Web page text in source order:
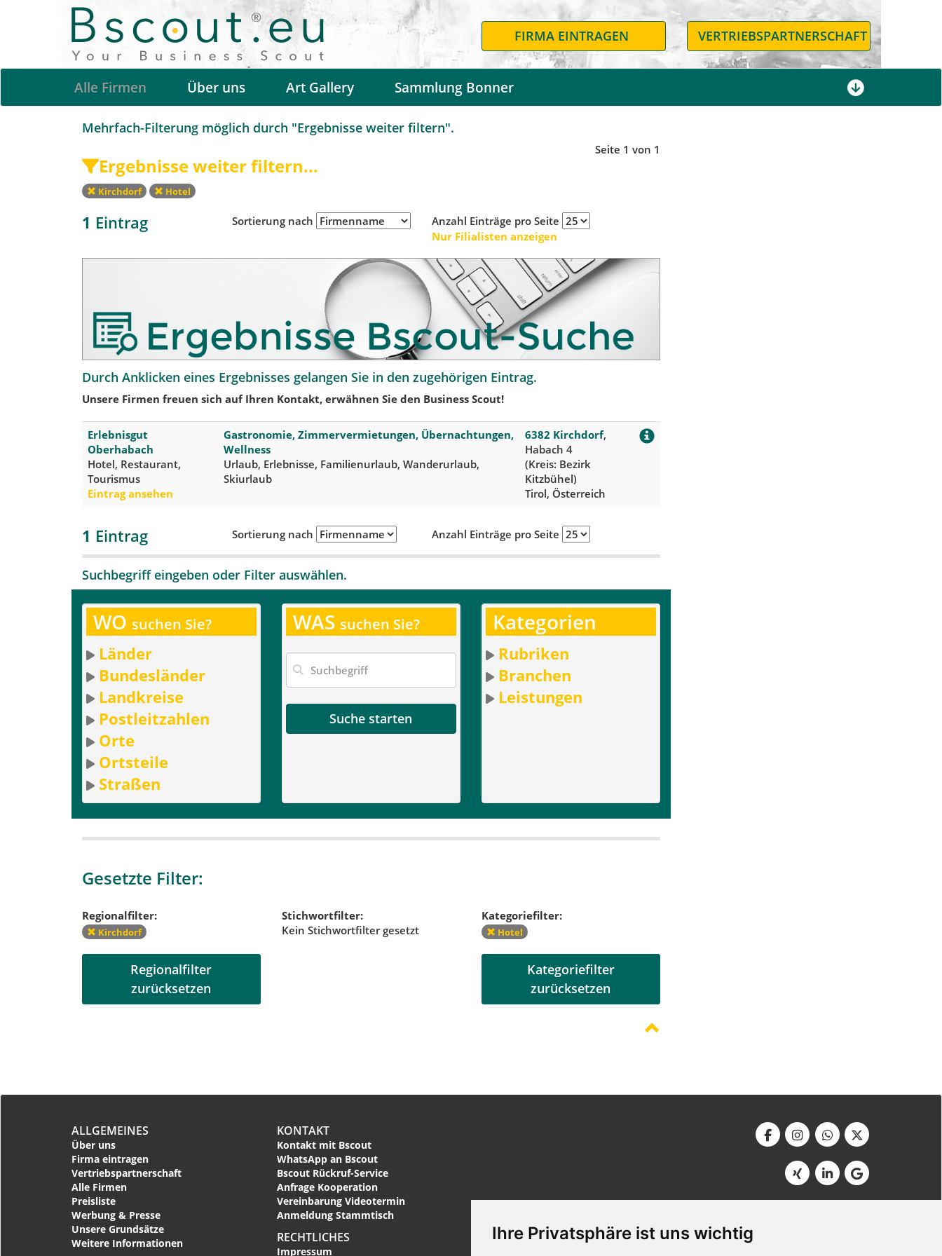
Ihre Privatsphäre ist uns wichtig
FIRMA EINTRAGEN VERTRIEBSPARTNERSCHAFT
Alle Firmen Über uns Art Gallery Sammlung Bonner
Mehrfach-Filterung möglich durch "Ergebnisse weiter filtern".
Ergebnisse weiter filtern...
Seite 1 von 1
Kirchdorf Hotel
1 Eintrag Sortierung nach
Anzahl Einträge pro Seite
Nur Filialisten anzeigen
Durch Anklicken eines Ergebnisses gelangen Sie in den zugehörigen Eintrag.
Unsere Firmen freuen sich auf Ihren Kontakt, erwähnen Sie den Business Scout!
Erlebnisgut
Oberhabach
Hotel, Restaurant,
Tourismus
Eintrag ansehen
Gastronomie, Zimmervermietungen, Übernachtungen,
Wellness
Urlaub, Erlebnisse, Familienurlaub, Wanderurlaub,
Skiurlaub
6382 Kirchdorf,
Habach 4
(Kreis: Bezirk
Kitzbühel)
Tirol, Österreich
1 Eintrag Sortierung nach Anzahl Einträge pro Seite
Suchbegriff eingeben oder Filter auswählen.
WO suchen Sie?
Länder
Bundesländer
Landkreise
Postleitzahlen
Orte
Ortsteile
Straßen
WAS suchen Sie?
Suche starten
Kategorien
Rubriken
Branchen
Leistungen
Gesetzte Filter:
Regionalfilter:
Kirchdorf
Stichwortfilter:
Kein Stichwortfilter gesetzt
Kategoriefilter:
Hotel
Regionalfilter
zurücksetzen
Kategoriefilter
zurücksetzen
ALLGEMEINES
Über uns
Firma eintragen
Vertriebspartnerschaft
Alle Firmen
Preisliste
Werbung & Presse
Unsere Grundsätze
Weitere Informationen
KONTAKT
Kontakt mit Bscout
WhatsApp an Bscout
Bscout Rückruf-Service
Anfrage Kooperation
Vereinbarung Videotermin
Anmeldung Stammtisch
RECHTLICHES
Impressum